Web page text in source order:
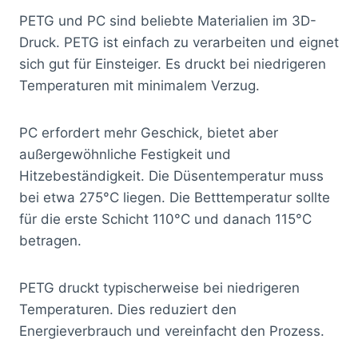
PETG und PC sind beliebte Materialien im 3D-
Druck. PETG ist einfach zu verarbeiten und eignet
sich gut für Einsteiger. Es druckt bei niedrigeren
Temperaturen mit minimalem Verzug.
PC erfordert mehr Geschick, bietet aber
außergewöhnliche Festigkeit und
Hitzebeständigkeit. Die Düsentemperatur muss
bei etwa 275°C liegen. Die Betttemperatur sollte
für die erste Schicht 110°C und danach 115°C
betragen.
PETG druckt typischerweise bei niedrigeren
Temperaturen. Dies reduziert den
Energieverbrauch und vereinfacht den Prozess.